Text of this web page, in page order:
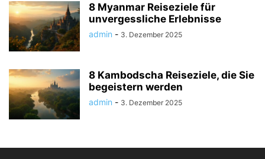
8 Myanmar Reiseziele für
unvergessliche Erlebnisse
admin - 3. Dezember 2025
8 Kambodscha Reiseziele, die Sie
begeistern werden
admin - 3. Dezember 2025